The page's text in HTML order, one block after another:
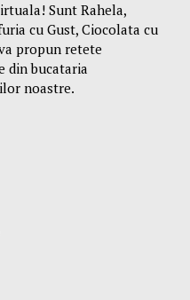
Sunt Rahela,
cu Gust, Ciocolata cu
propun retete
din bucataria
noastre.